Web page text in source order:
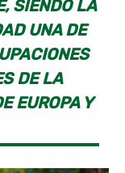
SIENDO LA
UNA DE
DE LA
EUROPA Y